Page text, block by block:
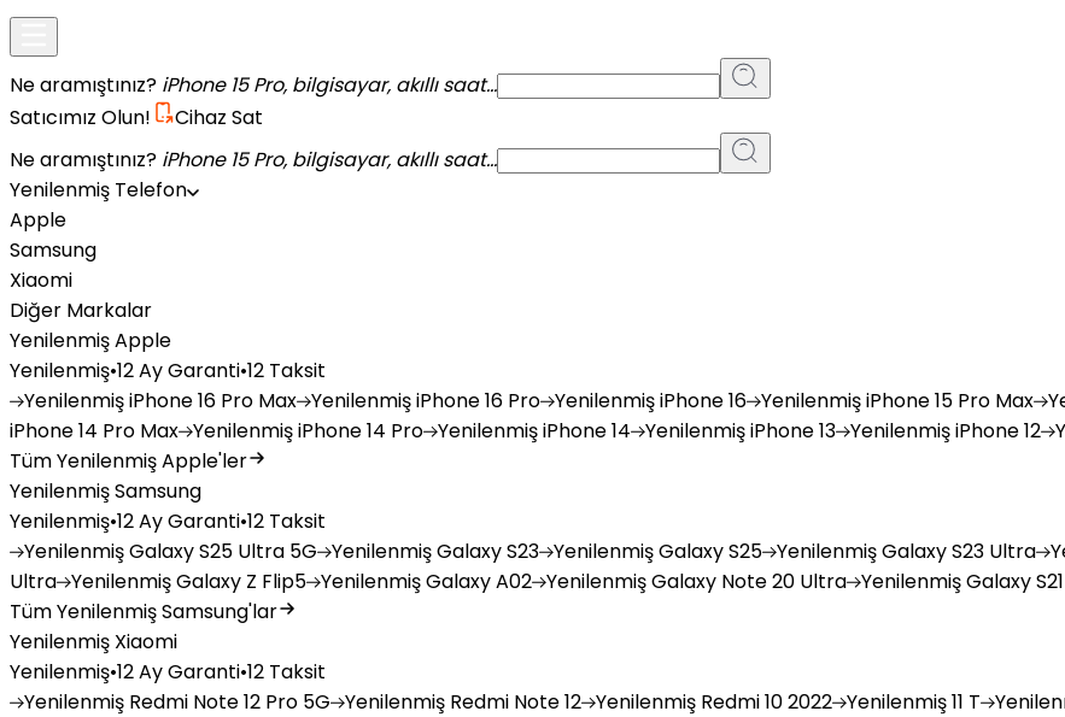
Ne aramıştınız? iPhone 15 Pro, bilgisayar, akıllı saat...
Satıcımız Olun!
Cihaz Sat
Ne aramıştınız? iPhone 15 Pro, bilgisayar, akıllı saat...
Yenilenmiş Telefon
Apple
Samsung
Xiaomi
Diğer Markalar
Yenilenmiş Apple
Yenilenmiş•12 Ay Garanti•12 Taksit
YenilenmişiPhone 16 Pro Max YenilenmişiPhone 16 Pro YenilenmişiPhone 16 YenilenmişiPhone 15 Pro Max
iPhone 14 Pro Max YenilenmişiPhone 14 Pro YenilenmişiPhone 14 YenilenmişiPhone 13 YenilenmişiPhone 12
Tüm Yenilenmiş Apple'ler
Yenilenmiş Samsung
Yenilenmiş•12 Ay Garanti•12 Taksit
YenilenmişGalaxy S25 Ultra 5G YenilenmişGalaxy S23 YenilenmişGalaxy S25 YenilenmişGalaxy S23 Ultra
Ultra YenilenmişGalaxy Z Flip5 YenilenmişGalaxy A02 YenilenmişGalaxy Note 20 Ultra YenilenmişGalaxy
Tüm Yenilenmiş Samsung'lar
Yenilenmiş Xiaomi
Yenilenmiş•12 Ay Garanti•12 Taksit
Yenilenmiş Redmi Note 12 Pro 5G Yenilenmiş Redmi Note 12 Yenilenmiş Redmi 10 2022 Yenilenmiş11 T